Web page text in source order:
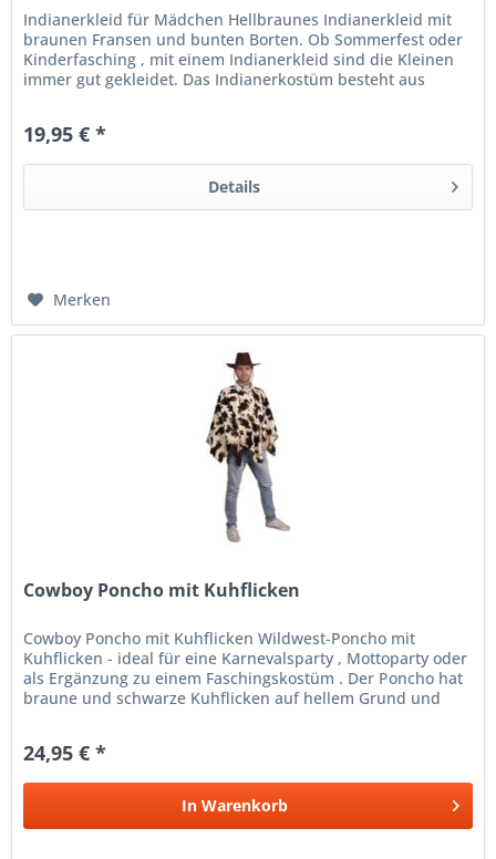
Indianerkleid für Mädchen Hellbraunes Indianerkleid mit
braunen Fransen und bunten Borten. Ob Sommerfest oder
Kinderfasching , mit einem Indianerkleid sind die Kleinen
immer gut gekleidet. Das Indianerkostüm besteht aus
19,95 € *
Details
Merken
Cowboy Poncho mit Kuhflicken
Cowboy Poncho mit Kuhflicken Wildwest-Poncho mit
Kuhflicken - ideal für eine Karnevalsparty , Mottoparty oder
als Ergänzung zu einem Faschingskostüm . Der Poncho hat
braune und schwarze Kuhflicken auf hellem Grund und
24,95 € *
In Warenkorb